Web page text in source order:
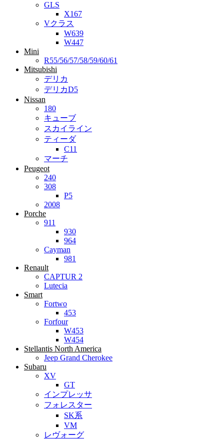
GLS
X167
Vクラス
W639
W447
Mini
R55/56/57/58/59/60/61
Mitsubishi
デリカ
デリカD5
Nissan
180
キューブ
スカイライン
ティーダ
C11
マーチ
Peugeot
240
308
P5
2008
Porche
911
930
964
Cayman
981
Renault
CAPTUR 2
Lutecia
Smart
Fortwo
453
Forfour
W453
W454
Stellantis North America
Jeep Grand Cherokee
Subaru
XV
GT
インプレッサ
フォレスター
SK系
VM
レヴォーグ